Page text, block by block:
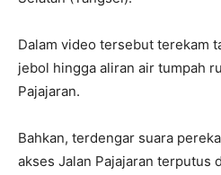
Dalam video tersebut terekam
jebol hingga aliran air tumpah
Pajajaran.
Bahkan, terdengar suara
akses Jalan Pajajaran terputus